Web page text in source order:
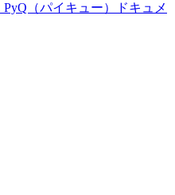
（パイキュー）ドキュメ